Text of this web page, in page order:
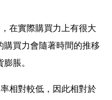
在實際購買力上有很大
購買力會隨著時間的推移
脹。
相對較低，因此相對於